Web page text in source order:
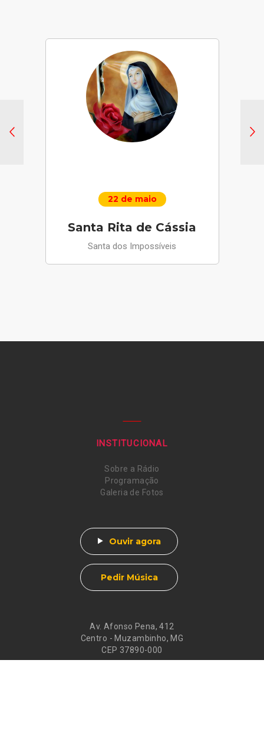
22 de maio
Santa Rita de Cássia
Santa dos Impossíveis
Av. Afonso Pena, 412
Centro - Muzambinho, MG
CEP 37890-000
INSTITUCIONAL
Sobre a Rádio
Programação
Galeria de Fotos
Ouvir agora
Pedir Música